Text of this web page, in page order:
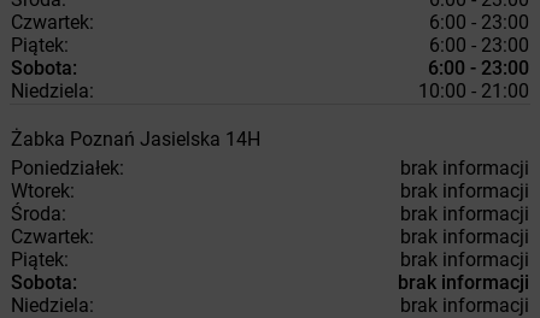
Czwartek:
6:00 - 23:00
Piątek:
6:00 - 23:00
Sobota:
6:00 - 23:00
Niedziela:
10:00 - 21:00
Żabka Poznań Jasielska 14H
Poniedziałek:
brak informacji
Wtorek:
brak informacji
Środa:
brak informacji
Czwartek:
brak informacji
Piątek:
brak informacji
Sobota:
brak informacji
Niedziela:
brak informacji